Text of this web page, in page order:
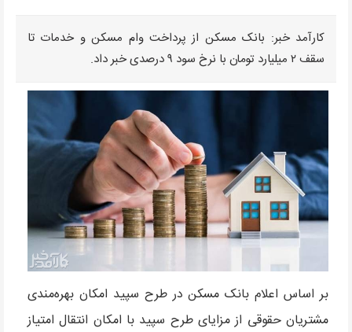
کارآمد خبر: بانک مسکن از پرداخت وام مسکن و خدمات تا
سقف ۲ میلیارد تومان با نرخ سود ۹ درصدی خبر داد.
بر اساس اعلام بانک مسکن در طرح سپید امکان بهره‌مندی
مشتریان حقوقی از مزایای طرح سپید با امکان انتقال امتیاز